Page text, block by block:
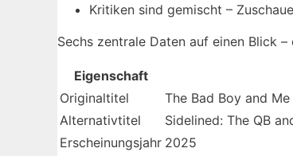
Kritiken sind gemischt –
Sechs zentrale Daten auf einen Blick
Eigenschaft
Originaltitel
The Bad Boy and Me
Alternativtitel
Sidelined: The QB
Erscheinungsjahr 2025